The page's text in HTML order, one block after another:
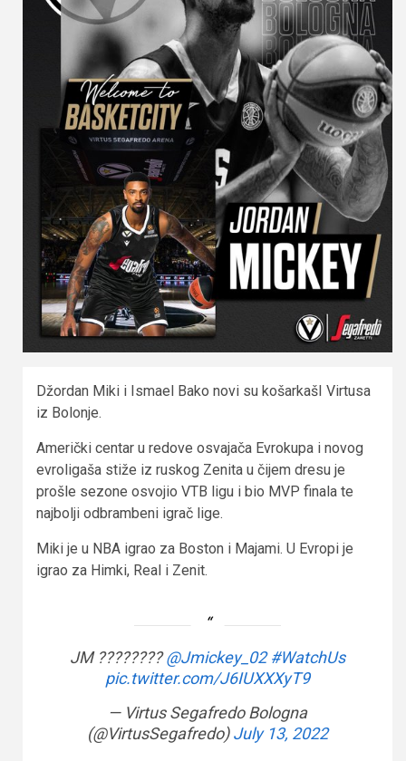
Džordan Miki i Ismael Bako novi su košarkašI Virtusa
iz Bolonje.
Američki centar u redove osvajača Evrokupa i novog
evroligaša stiže iz ruskog Zenita u čijem dresu je
prošle sezone osvojio VTB ligu i bio MVP finala te
najbolji odbrambeni igrač lige.
Miki je u NBA igrao za Boston i Majami. U Evropi je
igrao za Himki, Real i Zenit.
JM ????????@Jmickey_02 #WatchUs
pic.twitter.com/J6IUXXXyT9
— Virtus Segafredo Bologna
(@VirtusSegafredo)July 13, 2022